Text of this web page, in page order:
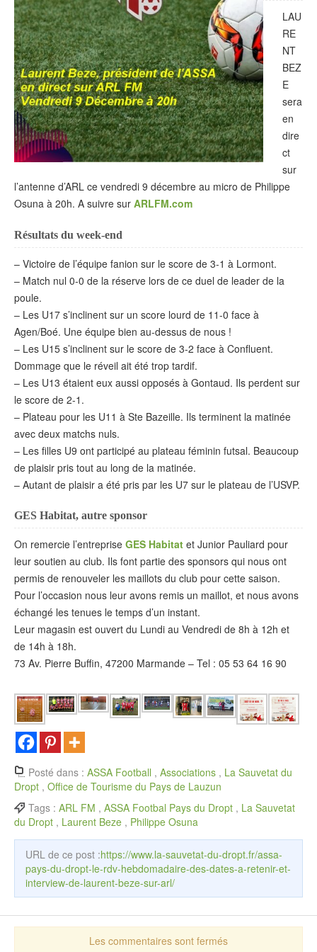
LAU
RE
NT
BEZ
E
sera
en
dire
ct
sur
l’antenne d’ARL ce vendredi 9 décembre au micro de Philippe
Osuna à 20h. A suivre sur ARLFM.com
Résultats du week-end
– Victoire de l’équipe fanion sur le score de 3-1 à Lormont.
– Match nul 0-0 de la réserve lors de ce duel de leader de la
poule.
– Les U17 s’inclinent sur un score lourd de 11-0 face à
Agen/Boé. Une équipe bien au-dessus de nous !
– Les U15 s’inclinent sur le score de 3-2 face à Confluent.
Dommage que le réveil ait été trop tardif.
– Les U13 étaient eux aussi opposés à Gontaud. Ils perdent sur
le score de 2-1.
– Plateau pour les U11 à Ste Bazeille. Ils terminent la matinée
avec deux matchs nuls.
– Les filles U9 ont participé au plateau féminin futsal. Beaucoup
de plaisir pris tout au long de la matinée.
– Autant de plaisir a été pris par les U7 sur le plateau de l’USVP.
GES Habitat, autre sponsor
On remercie l’entreprise GES Habitat et Junior Pauliard pour
leur soutien au club. Ils font partie des sponsors qui nous ont
permis de renouveler les maillots du club pour cette saison.
Pour l’occasion nous leur avons remis un maillot, et nous avons
échangé les tenues le temps d’un instant.
Leur magasin est ouvert du Lundi au Vendredi de 8h à 12h et
de 14h à 18h.
73 Av. Pierre Buffin, 47200 Marmande – Tel : 05 53 64 16 90
Posté dans : ASSA Football , Associations , La Sauvetat du
Dropt , Office de Tourisme du Pays de Lauzun
Tags : ARL FM , ASSA Footbal Pays du Dropt , La Sauvetat
du Dropt , Laurent Beze , Philippe Osuna
URL de ce post :https://www.la-sauvetat-du-dropt.fr/assa-
pays-du-dropt-le-rdv-hebdomadaire-des-dates-a-retenir-et-
interview-de-laurent-beze-sur-arl/
Les commentaires sont fermés